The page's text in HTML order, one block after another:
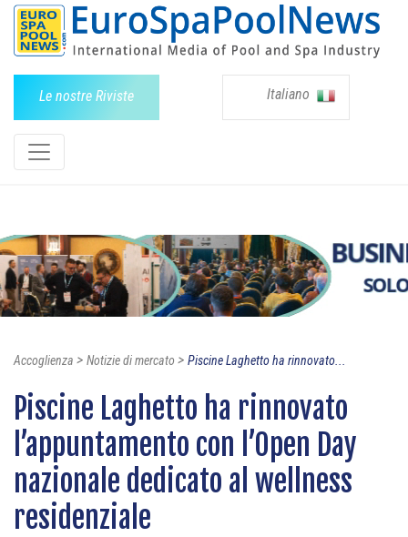
Le nostre Riviste Italiano
Accoglienza > Notizie di mercato > Piscine Laghetto ha rinnovato...
Piscine Laghetto ha rinnovato
l’appuntamento con l’Open Day
nazionale dedicato al wellness
residenziale